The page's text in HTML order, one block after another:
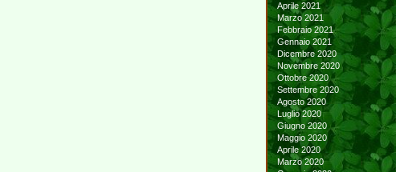
Aprile 2021
Marzo 2021
Febbraio 2021
Gennaio 2021
Dicembre 2020
Novembre 2020
Ottobre 2020
Settembre 2020
Agosto 2020
Luglio 2020
Giugno 2020
Maggio 2020
Aprile 2020
Marzo 2020